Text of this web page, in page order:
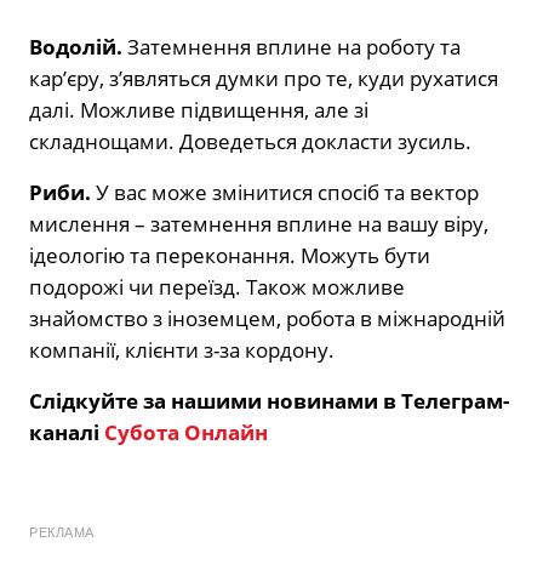
Водолій. Затемнення вплине на роботу та
кар’єру, з’являться думки про те, куди рухатися
далі. Можливе підвищення, але зі
складнощами. Доведеться докласти зусиль.
Риби. У вас може змінитися спосіб та вектор
мислення – затемнення вплине на вашу віру,
ідеологію та переконання. Можуть бути
подорожі чи переїзд. Також можливе
знайомство з іноземцем, робота в міжнародній
компанії, клієнти з-за кордону.
Слідкуйте за нашими новинами в Телеграм-
каналі Субота Онлайн
РЕКЛАМА